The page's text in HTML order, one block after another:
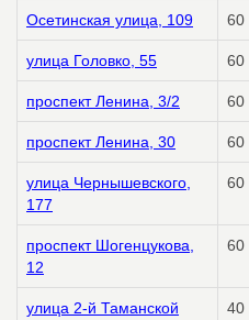
Осетинская улица, 109 60
улица Головко, 55 60
проспект Ленина, 3/2 60
проспект Ленина, 30 60
улица Чернышевского,
177
60
проспект Шогенцукова,
12
60
улица 2-й Таманской
40